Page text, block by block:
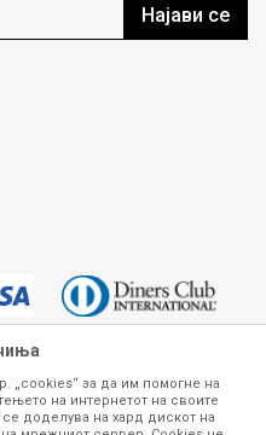
Најави се
кои се изложени на нашата
„cookies“ за да им помогне на
на интернетот на своите
се доделува на хард дискот на